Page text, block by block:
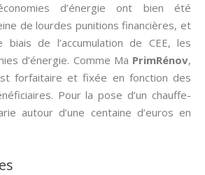
d’énergie ont bien été
de lourdes punitions financières, et
de l’accumulation de CEE, les
d’énergie. Comme Ma PrimRénov,
forfaitaire et fixée en fonction des
Pour la pose d’un chauffe-
autour d’une centaine d’euros en